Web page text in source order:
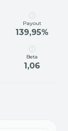
Payout
139,95%
Beta
1,06